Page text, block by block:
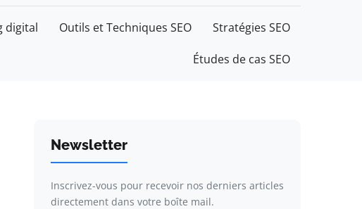
digital Outils et Techniques SEO Stratégies SEO
Études de cas SEO
Newsletter
Inscrivez-vous pour recevoir nos derniers articles
directement dans votre boîte mail.